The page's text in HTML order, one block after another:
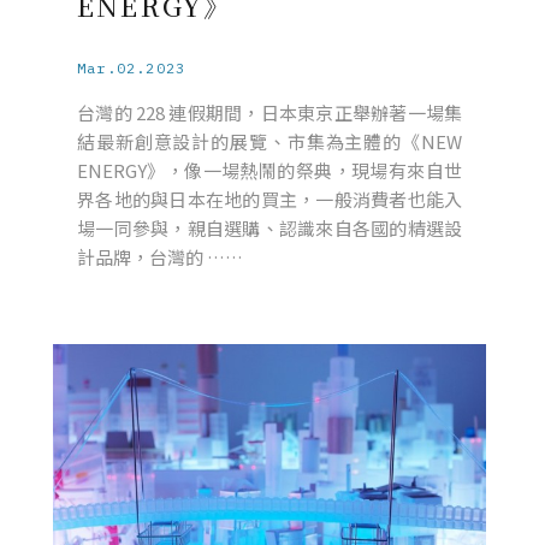
Mar.02.2023
台灣的 228 連假期間，日本東京正舉辦著一場集
結最新創意設計的展覽、市集為主體的《NEW
ENERGY》，像一場熱鬧的祭典，現場有來自世
界各地的與日本在地的買主，一般消費者也能入
場一同參與，親自選購、認識來自各國的精選設
計品牌，台灣的 ……